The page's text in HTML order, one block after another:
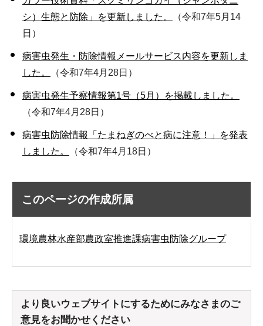
シ）生態と防除」を更新しました。
（令和7年5月14
日）
病害虫発生・防除情報メールサービス内容を更新しま
した。
（令和7年4月28日）
病害虫発生予察情報第1号（5月）を掲載しました。
（令和7年4月28日）
病害虫防除情報「たまねぎのべと病に注意！」を発表
しました。
（令和7年4月18日）
このページの作成所属
環境農林水産部農政室推進課病害虫防除グループ
より良いウェブサイトにするためにみなさまのご
意見をお聞かせください